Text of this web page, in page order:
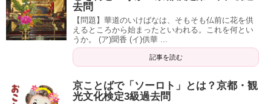
去問
【問題】華道のいけばなは、そもそも仏前に花を供
えるところから始まったといわれる。これを何とい
うか。 (ア)聞香 (イ)供華 ...
記事を読む
京ことばで「ソーロト」とは？京都・観
光文化検定3級過去問